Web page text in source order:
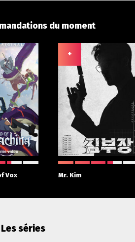
du moment
Vox
+
Mr. Kim
Les séries